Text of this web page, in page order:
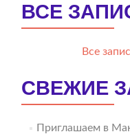
ВСЕ
Все
СВЕЖИЕ
Приглашаем в